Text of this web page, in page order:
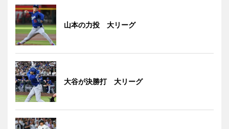
山本の力投 大リーグ
大谷が決勝打 大リーグ